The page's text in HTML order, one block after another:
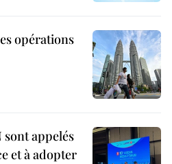
opérations
sont appelés
et à adopter